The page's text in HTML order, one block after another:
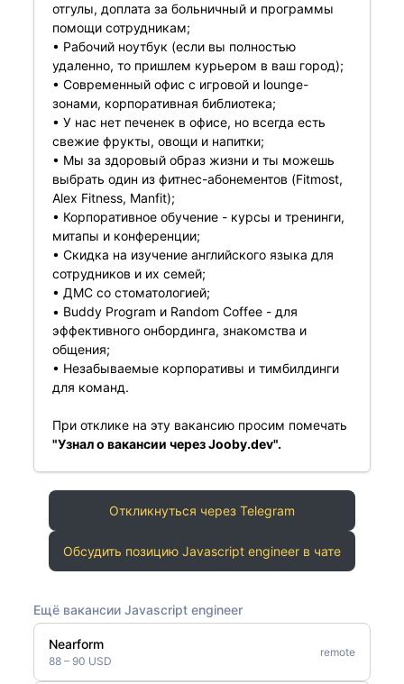
отгулы, доплата за больничный и программы
помощи сотрудникам;
• Рабочий ноутбук (если вы полностью
удаленно, то пришлем курьером в ваш город);
• Современный офис с игровой и lounge-
зонами, корпоративная библиотека;
• У нас нет печенек в офисе, но всегда есть
свежие фрукты, овощи и напитки;
• Мы за здоровый образ жизни и ты можешь
выбрать один из фитнес-абонементов (Fitmost,
Alex Fitness, Manfit);
• Корпоративное обучение - курсы и тренинги,
митапы и конференции;
• Скидка на изучение английского языка для
сотрудников и их семей;
• ДМС со стоматологией;
• Buddy Program и Random Coffee - для
эффективного онбординга, знакомства и
общения;
• Незабываемые корпоративы и тимбилдинги
для команд.
При отклике на эту вакансию просим помечать
"Узнал о вакансии через Jooby.dev".
Откликнуться через Telegram
Обсудить позицию Javascript engineer в чате
Ещё вакансии Javascript engineer
Nearform
88 – 90 USD
remote